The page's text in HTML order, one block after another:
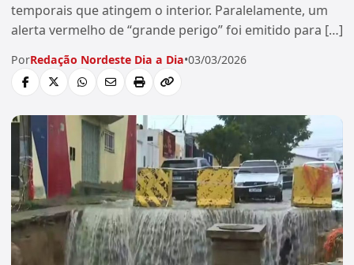
temporais que atingem o interior. Paralelamente, um
alerta vermelho de “grande perigo” foi emitido para […]
PorRedação Nordeste Dia a Dia•03/03/2026